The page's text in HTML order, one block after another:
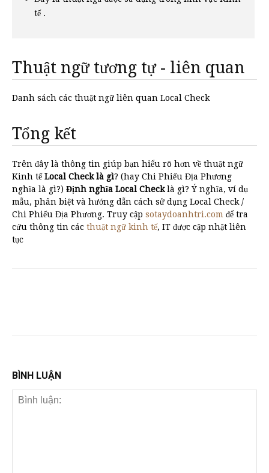
tế .
Thuật ngữ tương tự - liên quan
Danh sách các thuật ngữ liên quan Local Check
Tổng kết
Trên đây là thông tin giúp bạn hiểu rõ hơn về thuật ngữ
Kinh tếLocal Check là gì? (hay Chi Phiếu Địa Phương
nghĩa là gì?) Định nghĩa Local Checklà gì? Ý nghĩa, ví dụ
mẫu, phân biệt và hướng dẫn cách sử dụng Local Check /
Chi Phiếu Địa Phương. Truy cập sotaydoanhtri.com để tra
cứu thông tin các thuật ngữ kinh tế, IT được cập nhật liên
tục
BÌNH LUẬN